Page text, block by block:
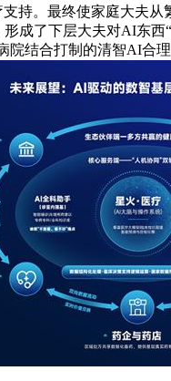
。最终使家庭大夫从
成了下层大夫对AI东
院结合打制的清智AI合